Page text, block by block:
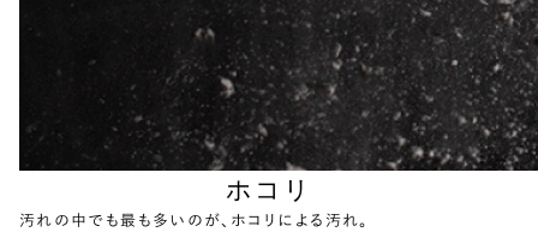
ホコリ
汚れの中でも最も多いのが、ホコリによる汚れ。